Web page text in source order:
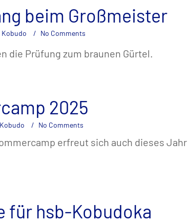
beim Großmeister
Kobudo No Comments
die Prüfung zum braunen Gürtel.
2025
No Comments
erfreut sich auch dieses
für hsb-Kobudoka